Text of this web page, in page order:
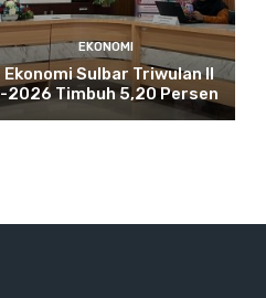
EKONOMI
Ekonomi Sulbar Triwulan II
-2026 Timbuh 5,20 Persen